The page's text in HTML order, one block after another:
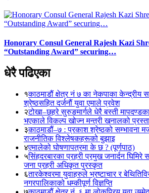
Honorary Consul General Rajesh Kazi
“Outstanding Award” securing…
धेरै पढिएका
१काठमाडौं क्षेत्र नं ७ का नेकपाका केन्द्रीय
श्रेष्ठसहित दर्जनौं युवा एमाले प्रवेश
२टोखा–छहरे सुरुङमार्गले धेरै बस्ती
भएकाले विकल्प खोज्न मन्त्री खनालको
३काठमाडौं–७ : प्रकाश श्रेष्ठको सम्भावना
राजनीतिक विश्लेषकहरूको बुझाइ
४एमालेको घोषणापत्रमा के छ ? (पूर्णपाठ)
५सिंहदरबारका प्रहरी प्रमुख जनार्दन घिमिरे
जना प्रहरी अधिकृत पुरस्कृत
६तारकेश्वरमा युवाहरुले भ्रष्टाचार र
नगरपालिकाको धम्कीपूर्ण विज्ञप्ति